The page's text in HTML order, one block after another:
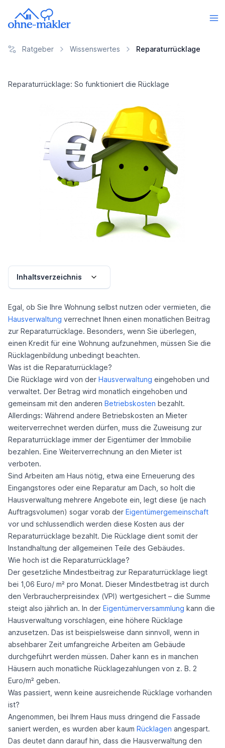
Ratgeber Wissenswertes Reparaturrücklage
Reparaturrücklage: So funktioniert die Rücklage
Inhaltsverzeichnis
Egal, ob Sie Ihre Wohnung selbst nutzen oder vermieten, die
Hausverwaltung verrechnet Ihnen einen monatlichen Beitrag
zur Reparaturrücklage. Besonders, wenn Sie überlegen,
einen Kredit für eine Wohnung aufzunehmen, müssen Sie die
Rücklagenbildung unbedingt beachten.
Was ist die Reparaturrücklage?
Die Rücklage wird von der Hausverwaltung eingehoben und
verwaltet. Der Betrag wird monatlich eingehoben und
gemeinsam mit den anderen Betriebskosten bezahlt.
Allerdings: Während andere Betriebskosten an Mieter
weiterverrechnet werden dürfen, muss die Zuweisung zur
Reparaturrücklage immer der Eigentümer der Immobilie
bezahlen. Eine Weiterverrechnung an den Mieter ist
verboten.
Sind Arbeiten am Haus nötig, etwa eine Erneuerung des
Eingangstores oder eine Reparatur am Dach, so holt die
Hausverwaltung mehrere Angebote ein, legt diese (je nach
Auftragsvolumen) sogar vorab der Eigentümergemeinschaft
vor und schlussendlich werden diese Kosten aus der
Reparaturrücklage bezahlt. Die Rücklage dient somit der
Instandhaltung der allgemeinen Teile des Gebäudes.
Wie hoch ist die Reparaturrücklage?
Der gesetzliche Mindestbeitrag zur Reparaturrücklage liegt
bei 1,06 Euro/ m² pro Monat. Dieser Mindestbetrag ist durch
den Verbraucherpreisindex (VPI) wertgesichert – die Summe
steigt also jährlich an. In der Eigentümerversammlung kann die
Hausverwaltung vorschlagen, eine höhere Rücklage
anzusetzen. Das ist beispielsweise dann sinnvoll, wenn in
absehbarer Zeit umfangreiche Arbeiten am Gebäude
durchgeführt werden müssen. Daher kann es in manchen
Häusern auch monatliche Rücklagezahlungen von z. B. 2
Euro/m² geben.
Was passiert, wenn keine ausreichende Rücklage vorhanden
ist?
Angenommen, bei Ihrem Haus muss dringend die Fassade
saniert werden, es wurden aber kaum Rücklagen angespart.
Das deutet dann darauf hin, dass die Hausverwaltung den